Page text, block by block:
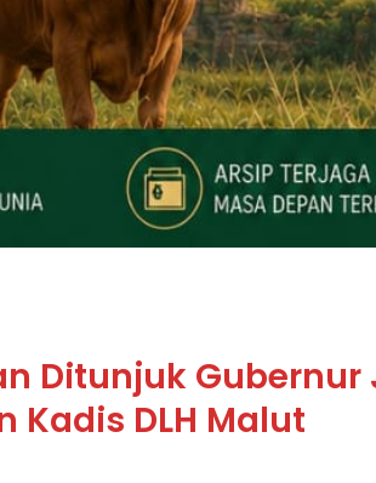
Ditunjuk Gubernur
Kadis DLH Malut